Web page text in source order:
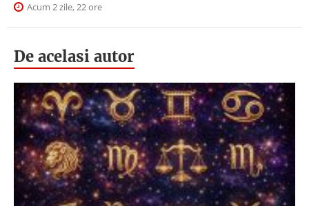
Acum 2 zile, 22 ore
De acelasi autor